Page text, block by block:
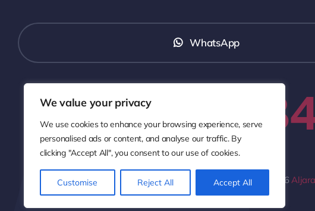
We value your privacy
We use cookies to enhance your browsing experience, serve
personalised ads or content, and analyse our traffic. By
clicking "Accept All", you consent to our use of cookies.
Customise Reject All Accept All
WhatsApp
© 2005 - 2026